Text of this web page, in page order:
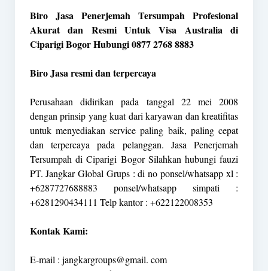
Biro Jasa Penerjemah Tersumpah Profesional
Akurat dan Resmi Untuk Visa Australia di
Ciparigi Bogor Hubungi 0877 2768 8883
Biro Jasa resmi dan terpercaya
Perusahaan didirikan pada tanggal 22 mei 2008
dengan prinsip yang kuat dari karyawan dan kreatifitas
untuk menyediakan service paling baik, paling cepat
dan terpercaya pada pelanggan. Jasa Penerjemah
Tersumpah di Ciparigi Bogor Silahkan hubungi fauzi
PT. Jangkar Global Grups : di no ponsel/whatsapp xl :
+6287727688883 ponsel/whatsapp simpati :
+6281290434111 Telp kantor : +622122008353
Kontak Kami:
E-mail : jangkargroups@gmail. com